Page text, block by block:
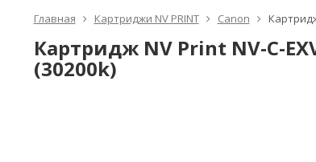
Главная Картриджи NV PRINT Canon
Картридж NV Print NV-C-
(30200k)